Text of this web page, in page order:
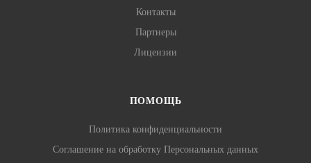
Контакты
Партнеры
Лицензии
ПОМОЩЬ
Политика конфиденциальности
Соглашение на обработку Персональных данных